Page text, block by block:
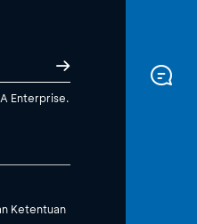
Enterprise.
Ketentuan